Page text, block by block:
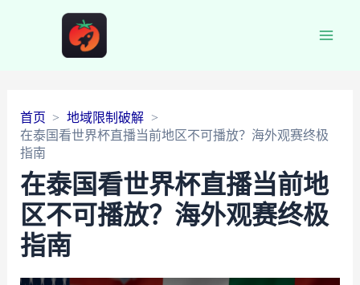
首页
地域限制破解
在泰国看世界杯直播当前地区不可播放？海外观赛终极
指南
在泰国看世界杯直播当前地
区不可播放？海外观赛终极
指南